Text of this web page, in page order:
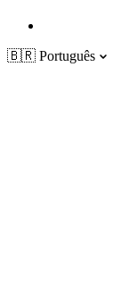
🇧🇷 Português